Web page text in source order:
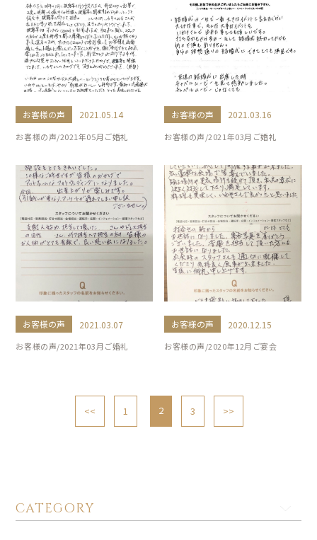
CATEGORY
お客様の声 2021.05.14
お客様の声/2021年05月ご婚礼
お客様の声 2021.03.16
お客様の声/2021年03月ご婚礼
お客様の声 2021.03.07
お客様の声/2021年03月ご婚礼
お客様の声 2020.12.15
お客様の声/2020年12月ご宴会
<< 1 2 3 >>